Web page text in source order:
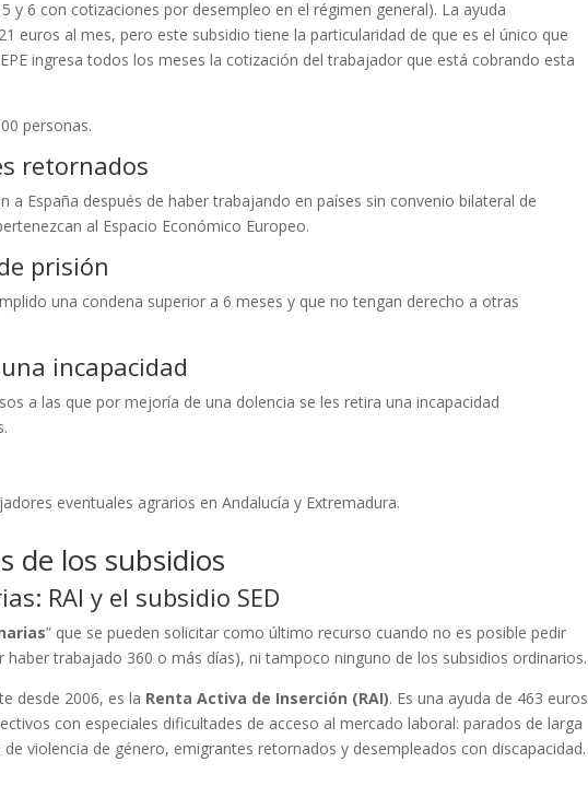
y 6 con cotizaciones por desempleo en el régimen general). La ayuda
euros al mes, pero este subsidio tiene la particularidad de que es el único que
ingresa todos los meses la cotización del trabajador que está cobrando esta
personas.
retornados
a España después de haber trabajando en países sin convenio bilateral de
al Espacio Económico Europeo.
prisión
una condena superior a 6 meses y que no tengan derecho a otras
incapacidad
a las que por mejoría de una dolencia se les retira una incapacidad
eventuales agrarios en Andalucía y Extremadura.
de los subsidios
RAI y el subsidio SED
” que se pueden solicitar como último recurso cuando no es posible pedir
trabajado 360 o más días), ni tampoco ninguno de los subsidios ordinarios.
desde 2006, es la Renta Activa de Inserción (RAI). Es una ayuda de 463 euros
con especiales dificultades de acceso al mercado laboral: parados de larga
violencia de género, emigrantes retornados y desempleados con discapacidad.